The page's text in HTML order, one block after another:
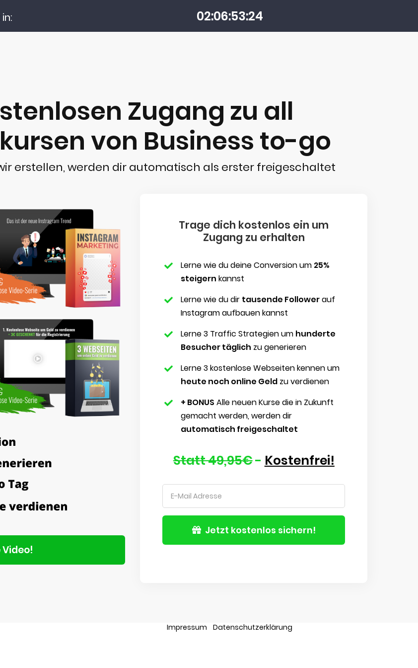
Zugang zu all
von Business to-go
erstellen, werden dir automatisch als erster freigeschaltet
Trage dich kostenlos ein um
Zugang zu erhalten
Lerne wie du deine Conversion um 25%
steigern kannst
Lerne wie du dir tausende Followerauf
Instagram aufbauen kannst
Lerne 3 Traffic Strategien um hunderte
Besucher täglich zu generieren
Lerne 3 kostenlose Webseiten kennen um
heute noch online Geld zu verdienen
+ BONUS Alle neuen Kurse die in Zukunft
gemacht werden, werden dir
automatisch freigeschaltet
Statt 49,95€- Kostenfrei!
Jetzt kostenlos sichern!
Impressum Datenschutzerklärung
02065324